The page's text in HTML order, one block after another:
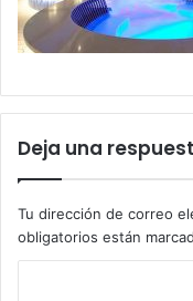
Deja una
Tu dirección de correo
obligatorios están